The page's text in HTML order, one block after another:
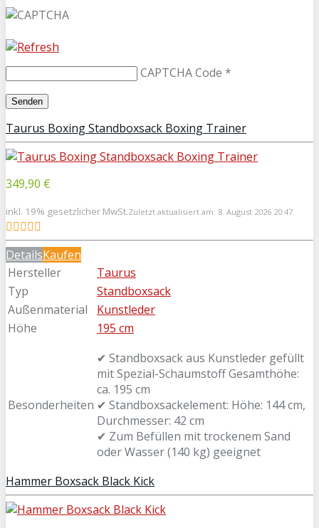
CAPTCHA Code *
Taurus Boxing Standboxsack Boxing Trainer
349,90 €
inkl. 19% gesetzlicher MwSt.Zuletzt aktualisiert am: 8. August 2026 20:47
DetailsKaufen
Hersteller
Taurus
Typ
Standboxsack
Außenmaterial
Kunstleder
Höhe
195 cm
Besonderheiten
✔ Standboxsack aus Kunstleder gefüllt
mit Spezial-Schaumstoff Gesamthöhe:
ca. 195 cm
✔ Standboxsackelement: Höhe: 144 cm,
Durchmesser: 42 cm
✔ Zum Befüllen mit trockenem Sand
oder Wasser (140 kg) geeignet
Hammer Boxsack Black Kick